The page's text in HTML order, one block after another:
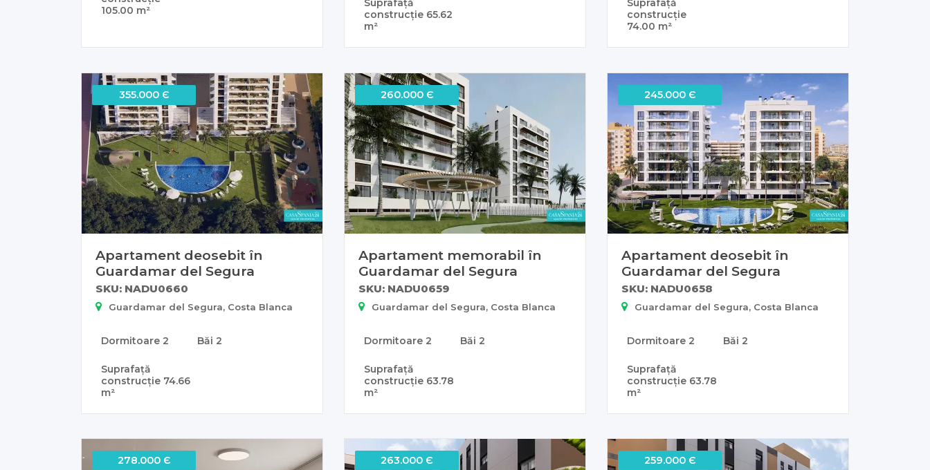
105.00 m²
Suprafață
construcție 65.62
m²
Suprafață
construcție
74.00 m²
355.000 Є
Apartament deosebit în
Guardamar del Segura
SKU: NADU0660
Guardamar del Segura, Costa Blanca
Dormitoare 2 Băi 2
Suprafață
construcție 74.66
m²
260.000 Є
Apartament memorabil în
Guardamar del Segura
SKU: NADU0659
Guardamar del Segura, Costa Blanca
Dormitoare 2 Băi 2
Suprafață
construcție 63.78
m²
245.000 Є
Apartament deosebit în
Guardamar del Segura
SKU: NADU0658
Guardamar del Segura, Costa Blanca
Dormitoare 2 Băi 2
Suprafață
construcție 63.78
m²
278.000 Є 263.000 Є 259.000 Є